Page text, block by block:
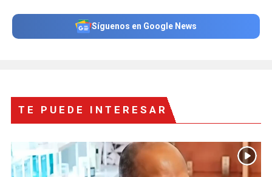
Síguenos en Google News
TE PUEDE INTERESAR